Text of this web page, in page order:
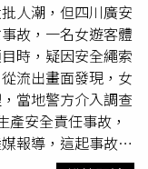
人潮，但四川廣安
故，一名女遊客體
時，疑因安全繩索
流出畫面發現，女
當地警方介入調查
安全責任事故，
報導，這起事故發
歲劉姓少女與親